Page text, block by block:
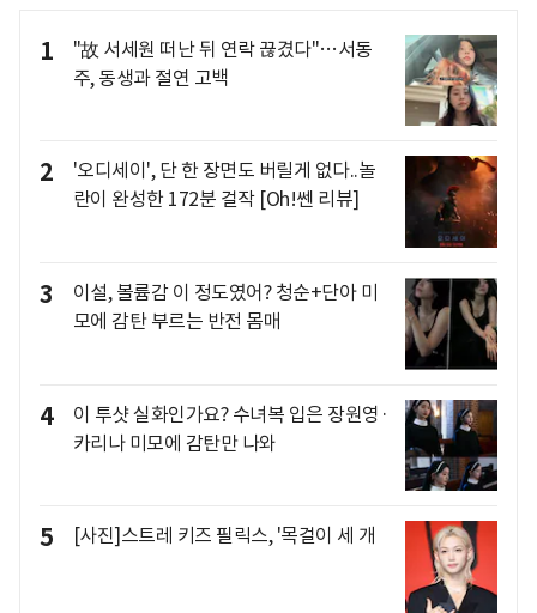
1
"故 서세원 떠난 뒤 연락 끊겼다"…서동
주, 동생과 절연 고백
2
'오디세이', 단 한 장면도 버릴게 없다..놀
란이 완성한 172분 걸작 [Oh!쎈 리뷰]
3
이설, 볼륨감 이 정도였어? 청순+단아 미
모에 감탄 부르는 반전 몸매
4
이 투샷 실화인가요? 수녀복 입은 장원영·
카리나 미모에 감탄만 나와
5 [사진]스트레 키즈 필릭스, '목걸이 세 개